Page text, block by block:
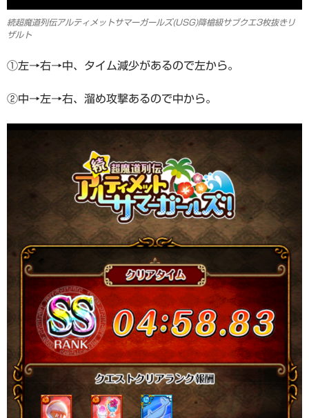
続超魔道列伝アルティメットサマーガールズ(USG)降槍級サブクエ3枚抜きリ
ザルト
①左→右→中、タイム減少があるので左から。
②中→左→右、溜め攻撃あるので中から。